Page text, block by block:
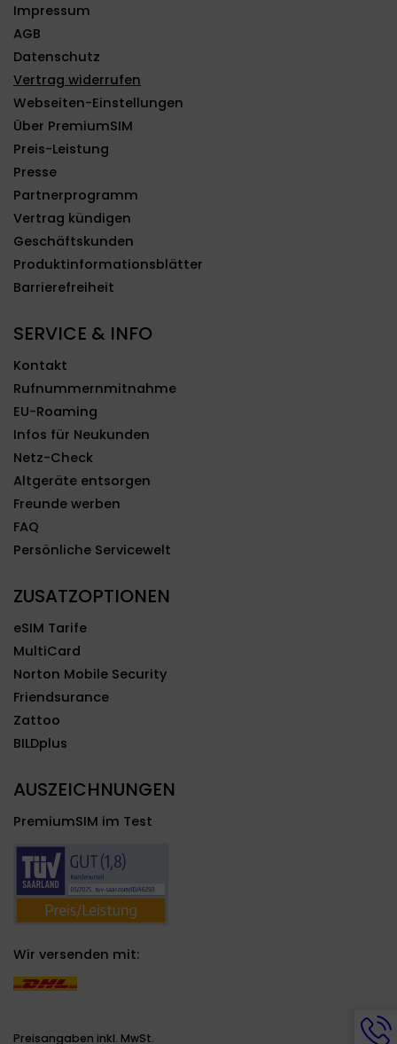
Impressum
AGB
Datenschutz
Vertrag widerrufen
Webseiten-Einstellungen
Über PremiumSIM
Preis-Leistung
Presse
Partnerprogramm
Vertrag kündigen
Geschäftskunden
Produktinformationsblätter
Barrierefreiheit
SERVICE & INFO
Kontakt
Rufnummernmitnahme
EU-Roaming
Infos für Neukunden
Netz-Check
Altgeräte entsorgen
Freunde werben
FAQ
Persönliche Servicewelt
ZUSATZOPTIONEN
eSIM Tarife
MultiCard
Norton Mobile Security
Friendsurance
Zattoo
BILDplus
AUSZEICHNUNGEN
PremiumSIM im Test
Wir versenden mit:
Preisangaben inkl. MwSt.